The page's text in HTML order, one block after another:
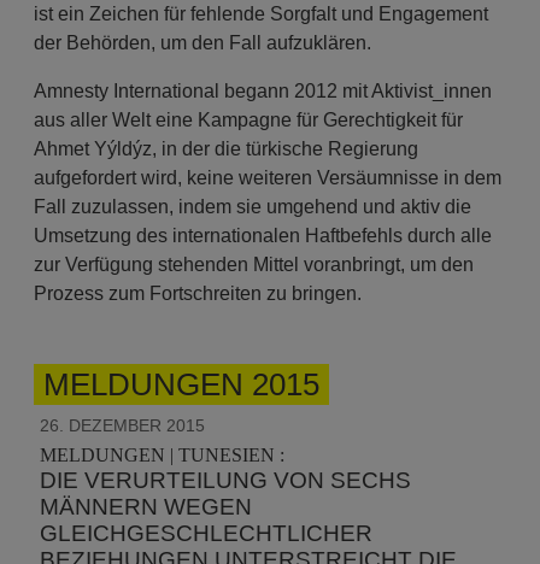
ist ein Zeichen für fehlende Sorgfalt und Engagement
der Behörden, um den Fall aufzuklären.
Amnesty International begann 2012 mit Aktivist_innen
aus aller Welt eine Kampagne für Gerechtigkeit für
Ahmet Yýldýz, in der die türkische Regierung
aufgefordert wird, keine weiteren Versäumnisse in dem
Fall zuzulassen, indem sie umgehend und aktiv die
Umsetzung des internationalen Haftbefehls durch alle
zur Verfügung stehenden Mittel voranbringt, um den
Prozess zum Fortschreiten zu bringen.
MELDUNGEN 2015
26. DEZEMBER 2015
MELDUNGEN | TUNESIEN :
DIE VERURTEILUNG VON SECHS
MÄNNERN WEGEN
GLEICHGESCHLECHTLICHER